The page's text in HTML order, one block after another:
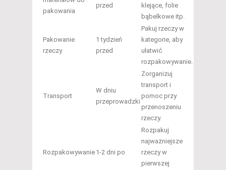
pakowania
przed
klejące, folie
bąbelkowe itp.
Pakowanie
rzeczy
1 tydzień
przed
Pakuj rzeczy w
kategorie, aby
ułatwić
rozpakowywanie.
Transport
W dniu
przeprowadzki
Zorganizuj
transport i
pomoc przy
przenoszeniu
rzeczy.
Rozpakowywanie 1-2 dni po
Rozpakuj
najważniejsze
rzeczy w
pierwszej